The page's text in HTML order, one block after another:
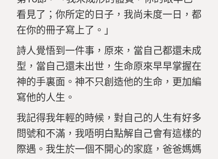
看見了；你所定的日子，我尚未度一日，都
在你的冊子寫上了。」
詩人覺悟到一件事，原來，當自己都還未成
型，當自己還未出世，生命原來早早掌握在
神的手裏面。神不只創造他的生命，更加編
寫他的人生。
我記得我年輕的時候，對自己的人生有好多
問號和不滿，我唔明白點解自己會有這樣的
際遇。我生於一個不開心的家庭，爸爸媽媽